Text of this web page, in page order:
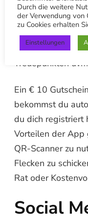
Die App bietet
für unseren
registrierter
Zugang zu den
Treuepunkten
Ein € 10
bekommst du
du dich registriert
Vorteilen der App
QR-Scanner zu
Flecken zu
Rat oder
Social
Durch die weitere
der Verwendung von
zu Cookies erhalten
Einstellungen